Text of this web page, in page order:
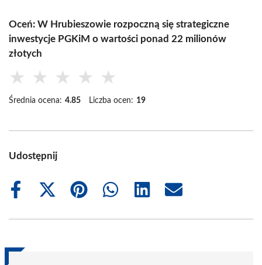
Oceń: W Hrubieszowie rozpoczną się strategiczne
inwestycje PGKiM o wartości ponad 22 milionów
złotych
★ ★ ★ ★ ★
Średnia ocena: 4.85 Liczba ocen: 19
Udostępnij
Share
Share
(Twitter)
Share
Share
Share
Share